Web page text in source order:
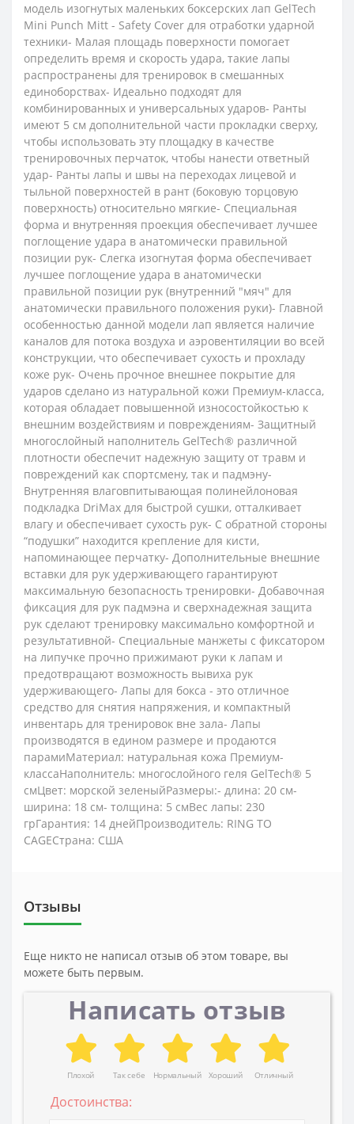
модель изогнутых маленьких боксерских лап GelTech
Mini Punch Mitt - Safety Cover для отработки ударной
техники- Малая площадь поверхности помогает
определить время и скорость удара, такие лапы
распространены для тренировок в смешанных
единоборствах- Идеально подходят для
комбинированных и универсальных ударов- Ранты
имеют 5 см дополнительной части прокладки сверху,
чтобы использовать эту площадку в качестве
тренировочных перчаток, чтобы нанести ответный
удар- Ранты лапы и швы на переходах лицевой и
тыльной поверхностей в рант (боковую торцовую
поверхность) относительно мягкие- Специальная
форма и внутренняя проекция обеспечивает лучшее
поглощение удара в анатомически правильной
позиции рук- Слегка изогнутая форма обеспечивает
лучшее поглощение удара в анатомически
правильной позиции рук (внутренний "мяч" для
анатомически правильного положения руки)- Главной
особенностью данной модели лап является наличие
каналов для потока воздуха и аэровентиляции во всей
конструкции, что обеспечивает сухость и прохладу
коже рук- Очень прочное внешнее покрытие для
ударов сделано из натуральной кожи Премиум-класса,
которая обладает повышенной износостойкостью к
внешним воздействиям и повреждениям- Защитный
многослойный наполнитель GelTech® различной
плотности обеспечит надежную защиту от травм и
повреждений как спортсмену, так и падмэну-
Внутренняя влаговпитывающая полинейлоновая
подкладка DriMax для быстрой сушки, отталкивает
влагу и обеспечивает сухость рук- С обратной стороны
“подушки” находится крепление для кисти,
напоминающее перчатку- Дополнительные внешние
вставки для рук удерживающего гарантируют
максимальную безопасность тренировки- Добавочная
фиксация для рук падмэна и сверхнадежная защита
рук сделают тренировку максимально комфортной и
результативной- Специальные манжеты с фиксатором
на липучке прочно прижимают руки к лапам и
предотвращают возможность вывиха рук
удерживающего- Лапы для бокса - это отличное
средство для снятия напряжения, и компактный
инвентарь для тренировок вне зала- Лапы
производятся в едином размере и продаются
парамиМатериал: натуральная кожа Премиум-
классаНаполнитель: многослойного геля GelTech® 5
смЦвет: морской зеленыйРазмеры:- длина: 20 см-
ширина: 18 см- толщина: 5 смВес лапы: 230
грГарантия: 14 днейПроизводитель: RING TO
CAGEСтрана: США
Отзывы
Еще никто не написал отзыв об этом товаре, вы
можете быть первым.
Написать отзыв
Плохой Так себе Нормальный Хороший Отличный
Достоинства: